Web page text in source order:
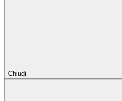
Chiudi